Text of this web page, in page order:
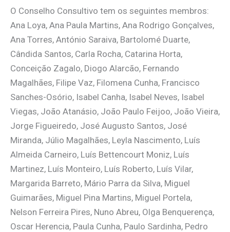
O Conselho Consultivo tem os seguintes membros:
Ana Loya, Ana Paula Martins, Ana Rodrigo Gonçalves,
Ana Torres, António Saraiva, Bartolomé Duarte,
Cândida Santos, Carla Rocha, Catarina Horta,
Conceição Zagalo, Diogo Alarcão, Fernando
Magalhães, Filipe Vaz, Filomena Cunha, Francisco
Sanches-Osório, Isabel Canha, Isabel Neves, Isabel
Viegas, João Atanásio, João Paulo Feijoo, João Vieira,
Jorge Figueiredo, José Augusto Santos, José
Miranda, Júlio Magalhães, Leyla Nascimento, Luís
Almeida Carneiro, Luís Bettencourt Moniz, Luís
Martinez, Luís Monteiro, Luís Roberto, Luís Vilar,
Margarida Barreto, Mário Parra da Silva, Miguel
Guimarães, Miguel Pina Martins, Miguel Portela,
Nelson Ferreira Pires, Nuno Abreu, Olga Benquerença,
Oscar Herencia, Paula Cunha, Paulo Sardinha, Pedro